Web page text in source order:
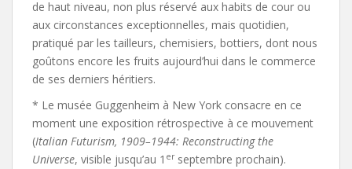
de haut niveau, non plus réservé aux habits de cour ou
aux circonstances exceptionnelles, mais quotidien,
pratiqué par les tailleurs, chemisiers, bottiers, dont nous
goûtons encore les fruits aujourd’hui dans le commerce
de ses derniers héritiers.
* Le musée Guggenheim à New York consacre en ce
moment une exposition rétrospective à ce mouvement
(Italian Futurism, 1909–1944: Reconstructing the
Universe, visible jusqu’au 1 erseptembre prochain).